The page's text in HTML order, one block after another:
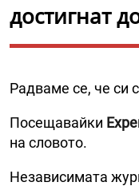
достигнат
Радваме се, че си
Посещавайки
на словото.
Независимата